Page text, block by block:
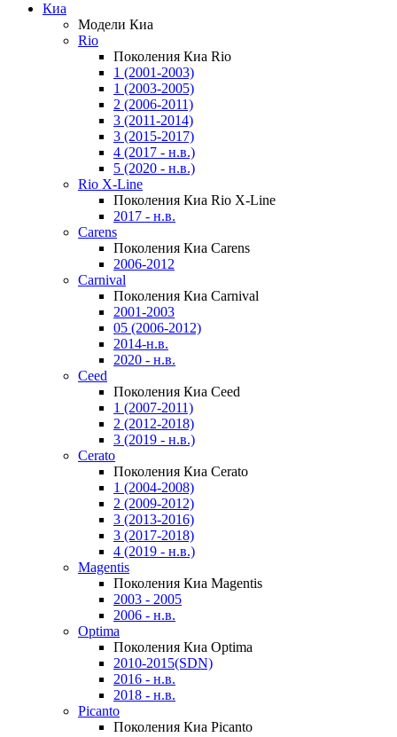
Киа
Модели Киа
Rio
Поколения Киа Rio
1 (2001-2003)
1 (2003-2005)
2 (2006-2011)
3 (2011-2014)
3 (2015-2017)
4 (2017 - н.в.)
5 (2020 - н.в.)
Rio X-Line
Поколения Киа Rio X-Line
2017 - н.в.
Carens
Поколения Киа Carens
2006-2012
Carnival
Поколения Киа Carnival
2001-2003
05 (2006-2012)
2014-н.в.
2020 - н.в.
Ceed
Поколения Киа Ceed
1 (2007-2011)
2 (2012-2018)
3 (2019 - н.в.)
Cerato
Поколения Киа Cerato
1 (2004-2008)
2 (2009-2012)
3 (2013-2016)
3 (2017-2018)
4 (2019 - н.в.)
Magentis
Поколения Киа Magentis
2003 - 2005
2006 - н.в.
Optima
Поколения Киа Optima
2010-2015(SDN)
2016 - н.в.
2018 - н.в.
Picanto
Поколения Киа Picanto